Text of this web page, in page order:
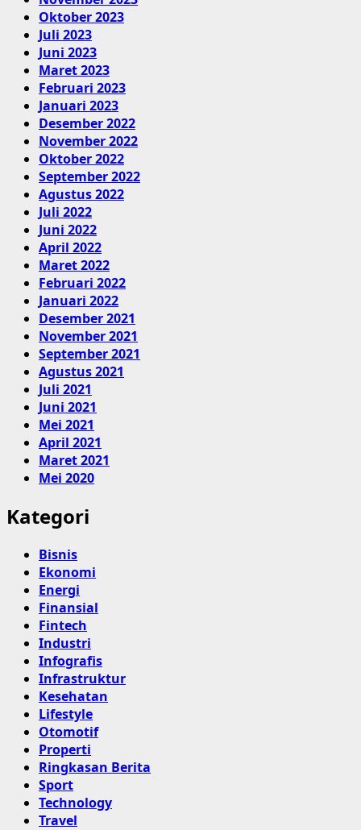
Oktober 2023
Juli 2023
Juni 2023
Maret 2023
Februari 2023
Januari 2023
Desember 2022
November 2022
Oktober 2022
September 2022
Agustus 2022
Juli 2022
Juni 2022
April 2022
Maret 2022
Februari 2022
Januari 2022
Desember 2021
November 2021
September 2021
Agustus 2021
Juli 2021
Juni 2021
Mei 2021
April 2021
Maret 2021
Mei 2020
Kategori
Bisnis
Ekonomi
Energi
Finansial
Fintech
Industri
Infografis
Infrastruktur
Kesehatan
Lifestyle
Otomotif
Properti
Ringkasan Berita
Sport
Technology
Travel